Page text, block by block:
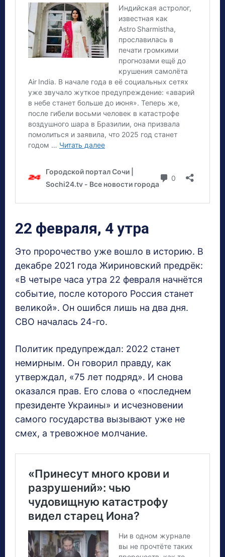
22 февраля, 4 утра
Это пророчество уже вошло в историю. В
декабре 2021 года Жириновский предрёк:
«В четыре часа утра 22 февраля начнётся
событие, после которого Россия станет
великой». Он ошибся лишь на два дня.
СВО началась 24-го.
Политик предупреждал: 2022 станет
немирным. Он говорил правду, как
утверждал, «75 лет подряд». И снова
оказался прав. Его слова о «последнем
президенте Украины» и исчезновении
самого государства вызывают уже не
смех, а тревожное молчание.